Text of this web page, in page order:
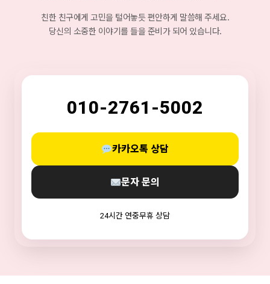
친한 친구에게 고민을 털어놓듯 편안하게 말씀해 주세요.
당신의 소중한 이야기를 들을 준비가 되어 있습니다.
010-2761-5002
카카오톡 상담
문자 문의
24시간 연중무휴 상담